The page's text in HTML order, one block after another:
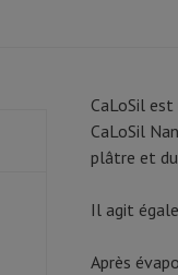
CaLoSil
CaLoSil
plâtre et
Il agit
Après